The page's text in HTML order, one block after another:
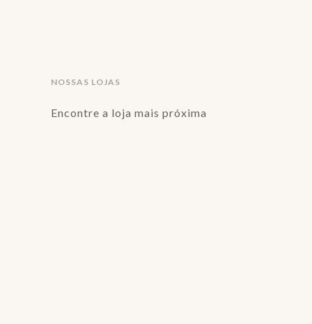
NOSSAS LOJAS
Encontre a loja mais próxima